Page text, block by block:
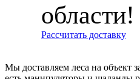
области!
Рассчитать доставку
Мы доставляем леса на объект